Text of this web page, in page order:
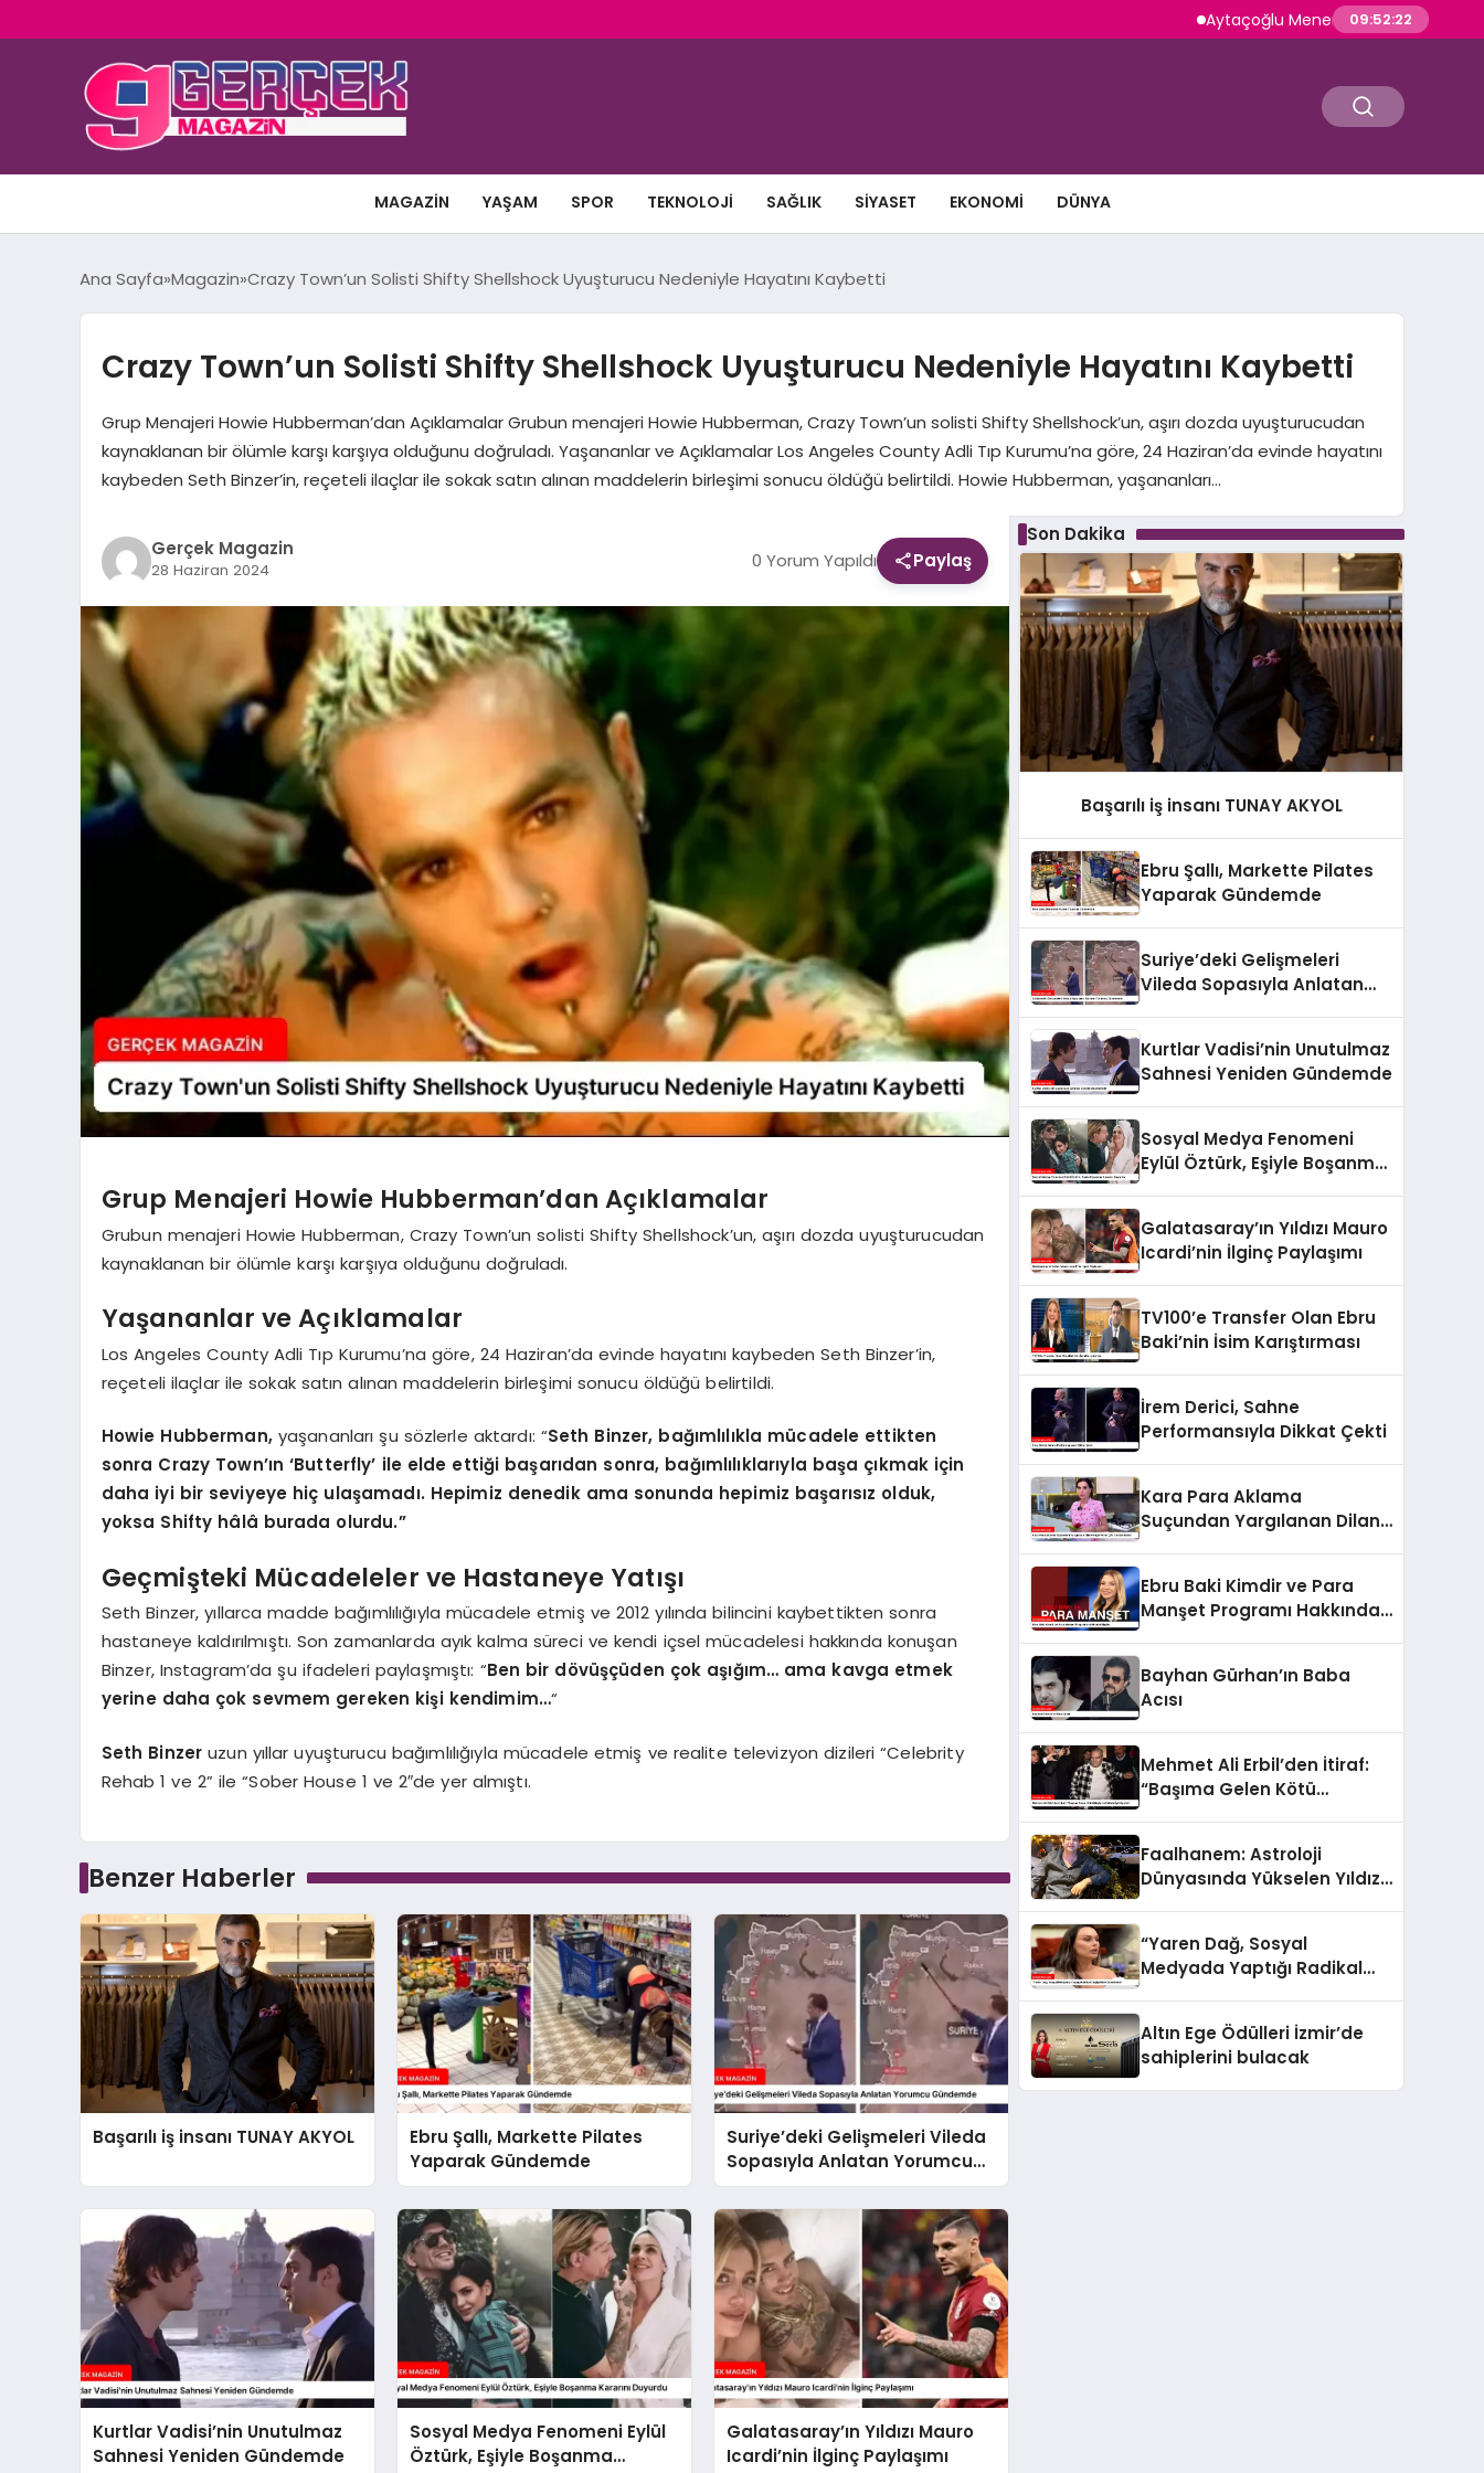
Aytaçoğlu Menemen: Çakallı Menemeni
09:52:23
MAGAZIN YAŞAM SPOR TEKNOLOJI SAĞLIK SIYASET EKONOMI DÜNYA
Ana Sayfa Magazin Crazy Town’un Solisti Shifty Shellshock Uyuşturucu Nedeniyle Hayatını Kaybetti
Crazy Town’un Solisti Shifty Shellshock Uyuşturucu Nedeniyle Hayatını Kaybetti
Grup Menajeri Howie Hubberman’dan Açıklamalar Grubun menajeri Howie Hubberman, Crazy Town’un solisti Shifty Shellshock’un, aşırı dozda uyuşturucudan
kaynaklanan bir ölümle karşı karşıya olduğunu doğruladı. Yaşananlar ve Açıklamalar Los Angeles County Adli Tıp Kurumu’na göre, 24 Haziran’da evinde hayatını
kaybeden Seth Binzer’in, reçeteli ilaçlar ile sokak satın alınan maddelerin birleşimi sonucu öldüğü belirtildi. Howie Hubberman, yaşananları…
Gerçek Magazin
28 Haziran 2024 0 Yorum Yapıldı Paylaş
Grup Menajeri Howie Hubberman’dan Açıklamalar
Grubun menajeri Howie Hubberman, Crazy Town’un solisti Shifty Shellshock’un, aşırı dozda uyuşturucudan
kaynaklanan bir ölümle karşı karşıya olduğunu doğruladı.
Yaşananlar ve Açıklamalar
Los Angeles County Adli Tıp Kurumu’na göre, 24 Haziran’da evinde hayatını kaybeden Seth Binzer’in,
reçeteli ilaçlar ile sokak satın alınan maddelerin birleşimi sonucu öldüğü belirtildi.
Howie Hubberman,yaşananları şu sözlerle aktardı: “Seth Binzer, bağımlılıkla mücadele ettikten
sonra Crazy Town’ın ‘Butterfly’ ile elde ettiği başarıdan sonra, bağımlılıklarıyla başa çıkmak için
daha iyi bir seviyeye hiç ulaşamadı. Hepimiz denedik ama sonunda hepimiz başarısız olduk,
yoksa Shifty hâlâ burada olurdu.”
Geçmişteki Mücadeleler ve Hastaneye Yatışı
Seth Binzer, yıllarca madde bağımlılığıyla mücadele etmiş ve 2012 yılında bilincini kaybettikten sonra
hastaneye kaldırılmıştı. Son zamanlarda ayık kalma süreci ve kendi içsel mücadelesi hakkında konuşan
Binzer, Instagram’da şu ifadeleri paylaşmıştı: “Ben bir dövüşçüden çok aşığım… ama kavga etmek
yerine daha çok sevmem gereken kişi kendimim…“
Seth Binzer uzun yıllar uyuşturucu bağımlılığıyla mücadele etmiş ve realite televizyon dizileri “Celebrity
Rehab 1 ve 2” ile “Sober House 1 ve 2″de yer almıştı.
Benzer Haberler
Başarılı iş insanı TUNAY AKYOL
Ebru Şallı, Markette Pilates
Yaparak Gündemde
Suriye’deki Gelişmeleri Vileda
Sopasıyla Anlatan Yorumcu
Gündemde
Kurtlar Vadisi’nin Unutulmaz
Sahnesi Yeniden Gündemde
Sosyal Medya Fenomeni Eylül
Öztürk, Eşiyle Boşanma
Galatasaray’ın Yıldızı Mauro
Icardi’nin İlginç Paylaşımı
Son Dakika
Başarılı iş insanı TUNAY AKYOL
Ebru Şallı, Markette Pilates
Yaparak Gündemde
Suriye’deki Gelişmeleri
Vileda Sopasıyla Anlatan
Kurtlar Vadisi’nin Unutulmaz
Sahnesi Yeniden Gündemde
Sosyal Medya Fenomeni
Eylül Öztürk, Eşiyle Boşanma
Galatasaray’ın Yıldızı Mauro
Icardi’nin İlginç Paylaşımı
TV100’e Transfer Olan Ebru
Baki’nin İsim Karıştırması
İrem Derici, Sahne
Performansıyla Dikkat Çekti
Kara Para Aklama
Suçundan Yargılanan Dilan-
Ebru Baki Kimdir ve Para
Manşet Programı Hakkında
Bayhan Gürhan’ın Baba
Acısı
Mehmet Ali Erbil’den İtiraf:
“Başıma Gelen Kötü
Faalhanem: Astroloji
Dünyasında Yükselen Yıldız
“Yaren Dağ, Sosyal
Medyada Yaptığı Radikal
Altın Ege Ödülleri İzmir’de
sahiplerini bulacak